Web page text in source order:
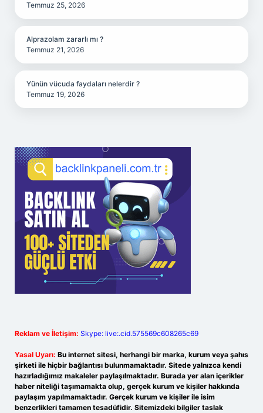
Temmuz 25, 2026
Alprazolam zararlı mı ?
Temmuz 21, 2026
Yünün vücuda faydaları nelerdir ?
Temmuz 19, 2026
Reklam ve İletişim: Skype: live:.cid.575569c608265c69
Yasal Uyarı: Bu internet sitesi, herhangi bir marka, kurum veya şahıs
şirketi ile hiçbir bağlantısı bulunmamaktadır. Sitede yalnızca kendi
hazırladığımız makaleler paylaşılmaktadır. Burada yer alan içerikler
haber niteliği taşımamakta olup, gerçek kurum ve kişiler hakkında
paylaşım yapılmamaktadır. Gerçek kurum ve kişiler ile isim
benzerlikleri tamamen tesadüfidir. Sitemizdeki bilgiler taslak